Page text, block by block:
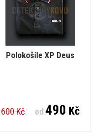
Polokošile XP Deus
600 Kč od490 Kč